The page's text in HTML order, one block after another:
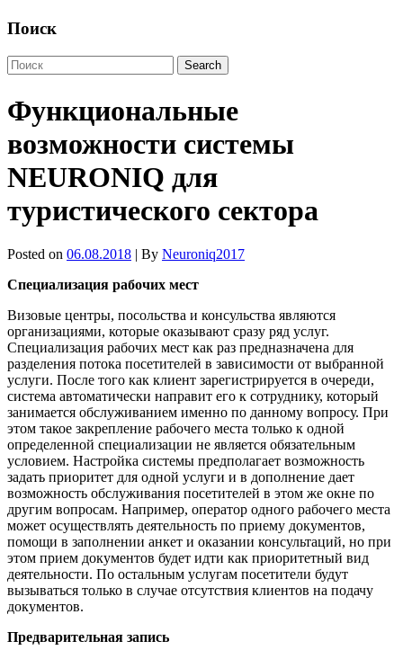
Поиск
Функциональные
возможности системы
NEURONIQ для
туристического сектора
Posted on 06.08.2018 | By Neuroniq2017
Специализация рабочих мест
Визовые центры, посольства и консульства являются
организациями, которые оказывают сразу ряд услуг.
Специализация рабочих мест как раз предназначена для
разделения потока посетителей в зависимости от выбранной
услуги. После того как клиент зарегистрируется в очереди,
система автоматически направит его к сотруднику, который
занимается обслуживанием именно по данному вопросу. При
этом такое закрепление рабочего места только к одной
определенной специализации не является обязательным
условием. Настройка системы предполагает возможность
задать приоритет для одной услуги и в дополнение дает
возможность обслуживания посетителей в этом же окне по
другим вопросам. Например, оператор одного рабочего места
может осуществлять деятельность по приему документов,
помощи в заполнении анкет и оказании консультаций, но при
этом прием документов будет идти как приоритетный вид
деятельности. По остальным услугам посетители будут
вызываться только в случае отсутствия клиентов на подачу
документов.
Предварительная запись